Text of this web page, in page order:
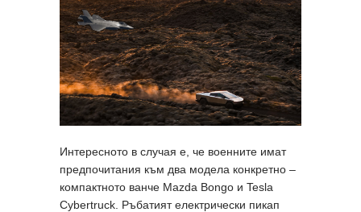
Интересното в случая е, че военните имат
предпочитания към два модела конкретно –
компактното ванче Mazda Bongo и Tesla
Cybertruck. Ръбатият електрически пикап